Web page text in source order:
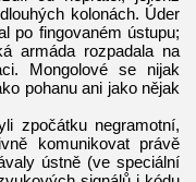
kolonách. Úder
po fingovaném ústupu;
armáda rozpadala na
Mongolové se nijak
pohanu ani jako nějak
zpočátku negramotní,
komunikovat právě
ústně (ve speciální